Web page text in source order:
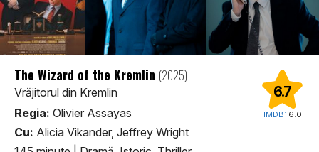
6.7
IMDB: 6.0
The Wizard of the Kremlin (2025)
Vrăjitorul din Kremlin
Regia: Olivier Assayas
Cu: Alicia Vikander, Jeffrey Wright